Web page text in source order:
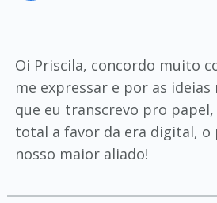
Oi Priscila, concordo muito
me expressar e por as
que eu transcrevo pro
total a favor da era digital, o
nosso maior aliado!